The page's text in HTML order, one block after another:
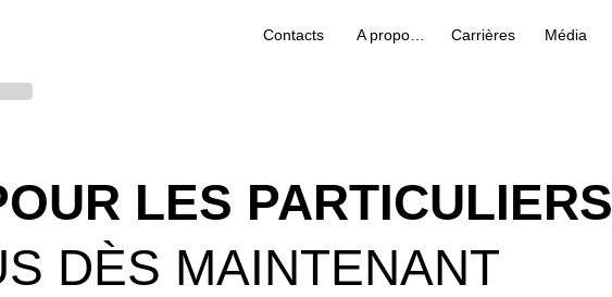
Contacts Carrières Média
LES PARTICULIERS
DÈS MAINTENANT